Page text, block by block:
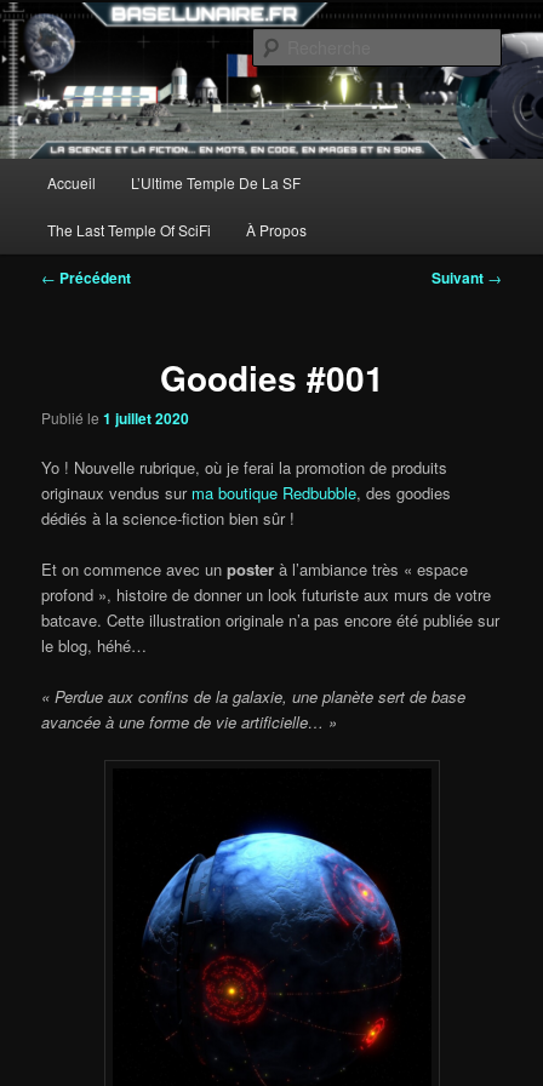
Aller
au
contenu
principal
principal
Accueil L’Ultime Temple De La SF
The Last Temple Of SciFi À Propos
Navigation
← Précédent Suivant →
Goodies #001
Publié le1 juillet 2020
Yo ! Nouvelle rubrique, où je ferai la promotion de produits
originaux vendus sur ma boutique Redbubble, des goodies
dédiés à la science-fiction bien sûr !
Et on commence avec unposter à l’ambiance très « espace
profond », histoire de donner un look futuriste aux murs de votre
batcave. Cette illustration originale n’a pas encore été publiée sur
le blog, héhé…
« Perdue aux confins de la galaxie, une planète sert de base
avancée à une forme de vie artificielle… »